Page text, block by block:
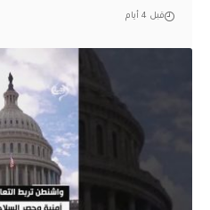
قبل 4 أيام